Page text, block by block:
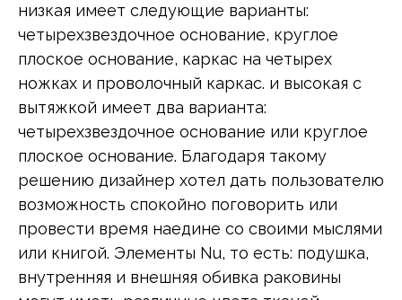
низкая имеет следующие варианты:
четырехзвездочное основание, круглое
плоское основание, каркас на четырех
ножках и проволочный каркас. и высокая с
вытяжкой имеет два варианта:
четырехзвездочное основание или круглое
плоское основание. Благодаря такому
решению дизайнер хотел дать пользователю
возможность спокойно поговорить или
провести время наедине со своими мыслями
или книгой. Элементы Nu, то есть: подушка,
внутренняя и внешняя обивка раковины